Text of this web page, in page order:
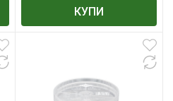
КУПИ